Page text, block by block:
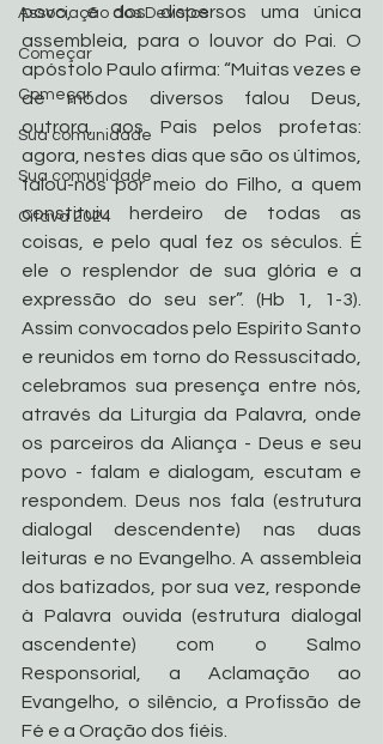
Associação dos Devotos
Começar
Começar
Sua comunidade
Sua comunidade
Oitava 2024
povo, e dos dispersos uma única
assembleia, para o louvor do Pai. O
apóstolo Paulo afirma: “Muitas vezes e
de modos diversos falou Deus,
outrora, aos Pais pelos profetas:
agora, nestes dias que são os últimos,
falou-nos por meio do Filho, a quem
constituiu herdeiro de todas as
coisas, e pelo qual fez os séculos. É
ele o resplendor de sua glória e a
expressão do seu ser”. (Hb 1, 1-3).
Assim convocados pelo Espírito Santo
e reunidos em torno do Ressuscitado,
celebramos sua presença entre nós,
através da Liturgia da Palavra, onde
os parceiros da Aliança - Deus e seu
povo - falam e dialogam, escutam e
respondem. Deus nos fala (estrutura
dialogal descendente) nas duas
leituras e no Evangelho. A assembleia
dos batizados, por sua vez, responde
à Palavra ouvida (estrutura dialogal
ascendente) com o Salmo
Responsorial, a Aclamação ao
Evangelho, o silêncio, a Profissão de
Fé e a Oração dos fiéis.